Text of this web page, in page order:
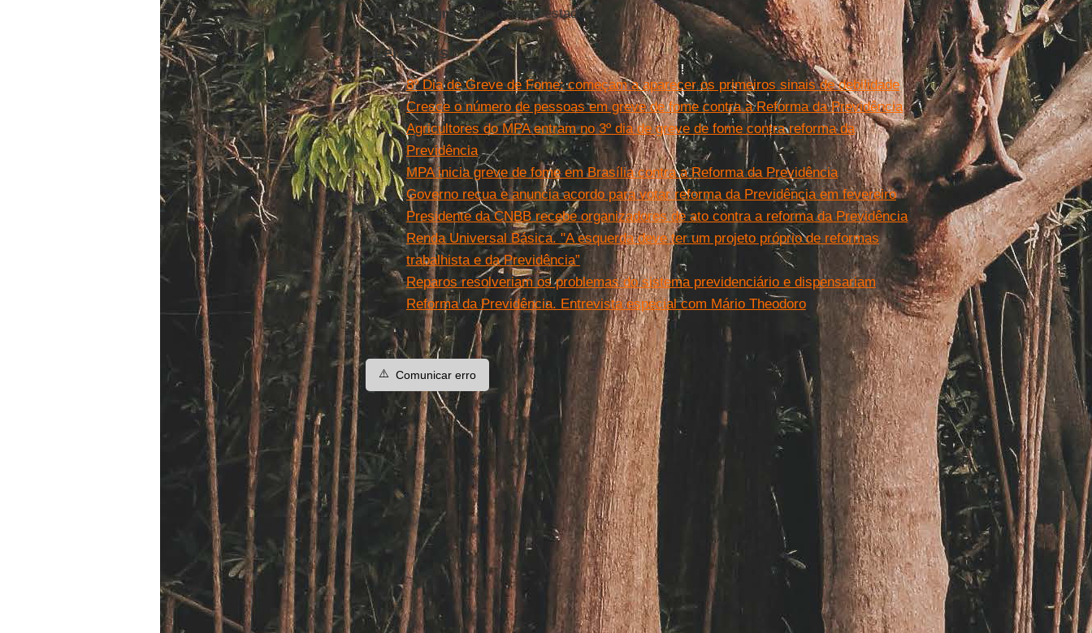
Porto Alegree dos demais estados.
Leia mais
8º Dia de Greve de Fome: começam a aparecer os primeiros sinais de debilidade
Cresce o número de pessoas em greve de fome contra a Reforma da Previdência
Agricultores do MPA entram no 3º dia de greve de fome contra reforma da
Previdência
MPA inicia greve de fome em Brasília contra a Reforma da Previdência
Governo recua e anuncia acordo para votar reforma da Previdência em fevereiro
Presidente da CNBB recebe organizadores de ato contra a reforma da Previdência
Renda Universal Básica. "A esquerda deve ter um projeto próprio de reformas
trabalhista e da Previdência”
Reparos resolveriam os problemas do sistema previdenciário e dispensariam
Reforma da Previdência. Entrevista especial com Mário Theodoro
⚠️ Comunicar erro